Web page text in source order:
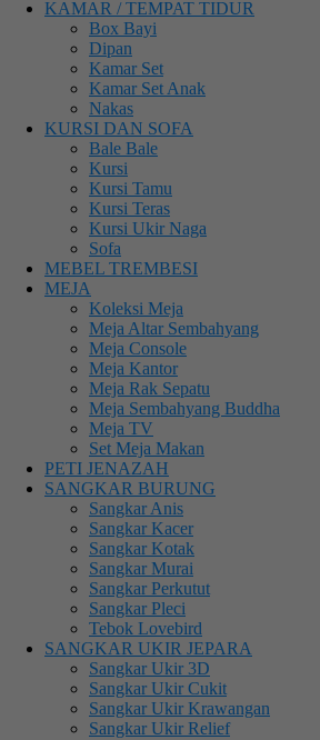
KAMAR / TEMPAT TIDUR
Box Bayi
Dipan
Kamar Set
Kamar Set Anak
Nakas
KURSI DAN SOFA
Bale Bale
Kursi
Kursi Tamu
Kursi Teras
Kursi Ukir Naga
Sofa
MEBEL TREMBESI
MEJA
Koleksi Meja
Meja Altar Sembahyang
Meja Console
Meja Kantor
Meja Rak Sepatu
Meja Sembahyang Buddha
Meja TV
Set Meja Makan
PETI JENAZAH
SANGKAR BURUNG
Sangkar Anis
Sangkar Kacer
Sangkar Kotak
Sangkar Murai
Sangkar Perkutut
Sangkar Pleci
Tebok Lovebird
SANGKAR UKIR JEPARA
Sangkar Ukir 3D
Sangkar Ukir Cukit
Sangkar Ukir Krawangan
Sangkar Ukir Relief